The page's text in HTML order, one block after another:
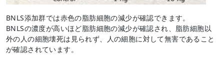
BNLS添加群では赤色の脂肪細胞の減少が確認できます。
BNLSの濃度が高いほど脂肪細胞の減少が確認され、脂肪細胞以
外の人の細胞壊死は見られず、人の細胞に対して無害であること
が確認されています。